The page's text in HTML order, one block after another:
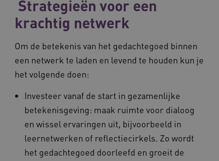
Strategieën voor een
krachtig netwerk
Om de betekenis van het gedachtegoed binnen
een netwerk te laden en levend te houden kun je
het volgende doen:
Investeer vanaf de start in gezamenlijke
betekenisgeving: maak ruimte voor dialoog
en wissel ervaringen uit, bijvoorbeeld in
leernetwerken of reflectiecirkels. Zo wordt
het gedachtegoed doorleefd en groeit de
VISITOR_PRIVACY_METADATA
BCSessionID vilans.blueconic.net
11